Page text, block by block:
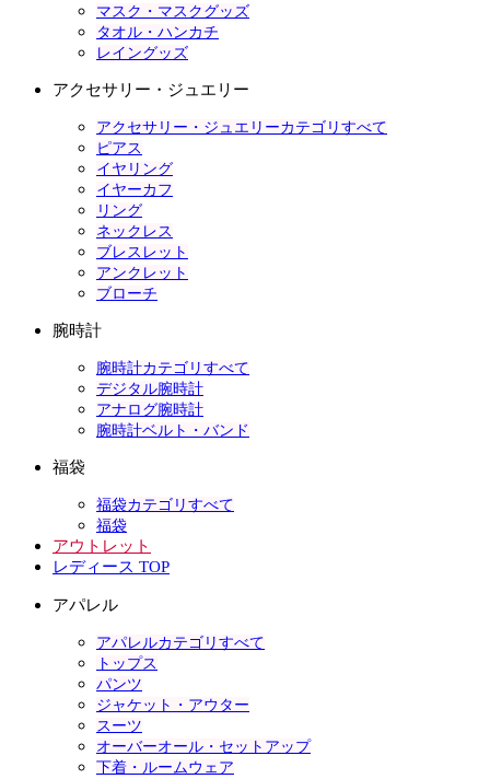
マスク・マスクグッズ
タオル・ハンカチ
レイングッズ
アクセサリー・ジュエリー
アクセサリー・ジュエリーカテゴリすべて
ピアス
イヤリング
イヤーカフ
リング
ネックレス
ブレスレット
アンクレット
ブローチ
腕時計
腕時計カテゴリすべて
デジタル腕時計
アナログ腕時計
腕時計ベルト・バンド
福袋
福袋カテゴリすべて
福袋
アウトレット
レディース TOP
アパレル
アパレルカテゴリすべて
トップス
パンツ
ジャケット・アウター
スーツ
オーバーオール・セットアップ
下着・ルームウェア